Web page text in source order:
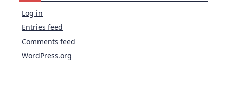
Log in
Entries feed
Comments feed
WordPress.org